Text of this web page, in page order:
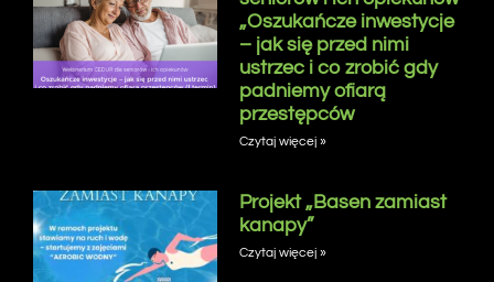
„Oszukańcze inwestycje
– jak się przed nimi
ustrzec i co zrobić gdy
padniemy ofiarą
przestępców
Czytaj więcej »
Projekt „Basen zamiast
kanapy”
Czytaj więcej »